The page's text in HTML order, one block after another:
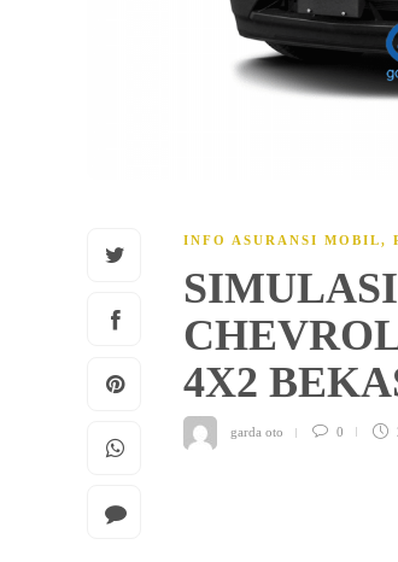
INFO ASURANSI MOBIL,
4X2
garda oto 0